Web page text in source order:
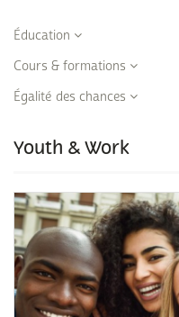
Éducation
Cours & formations
Égalité des chances
Youth & Work